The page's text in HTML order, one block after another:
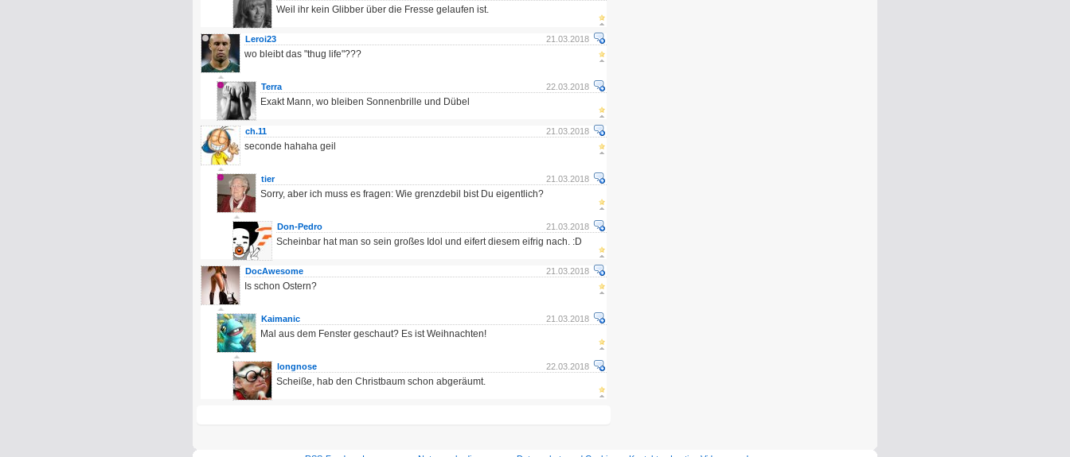
Weil ihr kein Glibber über die Fresse gelaufen ist.
21.03.2018
Leroi23
wo bleibt das "thug life"???
22.03.2018
Terra
Exakt Mann, wo bleiben Sonnenbrille und Dübel
21.03.2018
ch.11
seconde hahaha geil
21.03.2018
tier
Sorry, aber ich muss es fragen: Wie grenzdebil bist Du eigentlich?
21.03.2018
Don-Pedro
Scheinbar hat man so sein großes Idol und eifert diesem eifrig nach. :D
21.03.2018
DocAwesome
Is schon Ostern?
21.03.2018
Kaimanic
Mal aus dem Fenster geschaut? Es ist Weihnachten!
22.03.2018
longnose
Scheiße, hab den Christbaum schon abgeräumt.